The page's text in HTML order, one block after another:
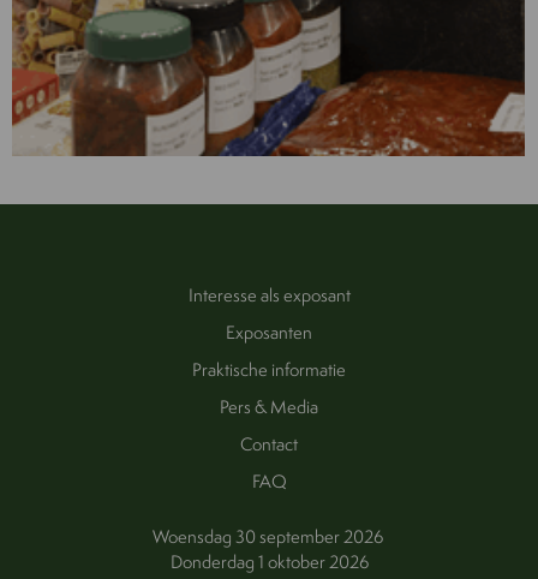
Interesse als exposant
Exposanten
Praktische informatie
Pers & Media
Contact
FAQ
Woensdag 30 september 2026
Donderdag 1 oktober 2026